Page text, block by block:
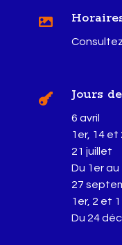

 Jours
6 avril
1er, 14 et
21 juillet
Du 1er
27
1er, 2 et
Du 24